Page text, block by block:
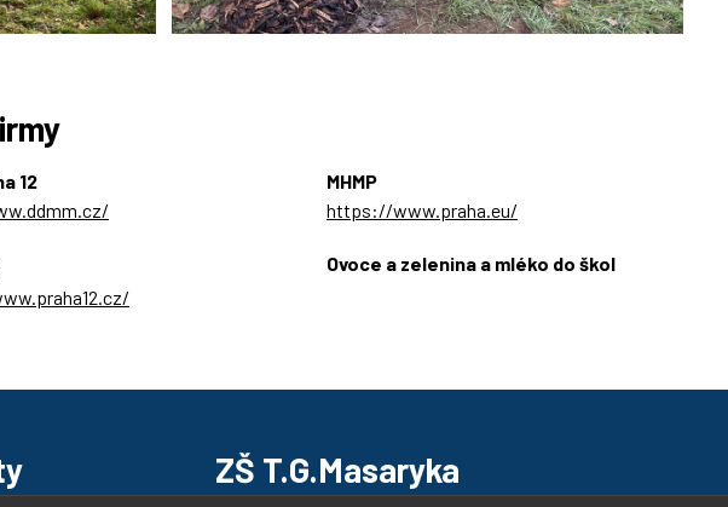
12
MHMP
https://www.praha.eu/
Ovoce a zelenina a mléko do škol
ZŠ T.G.Masaryka